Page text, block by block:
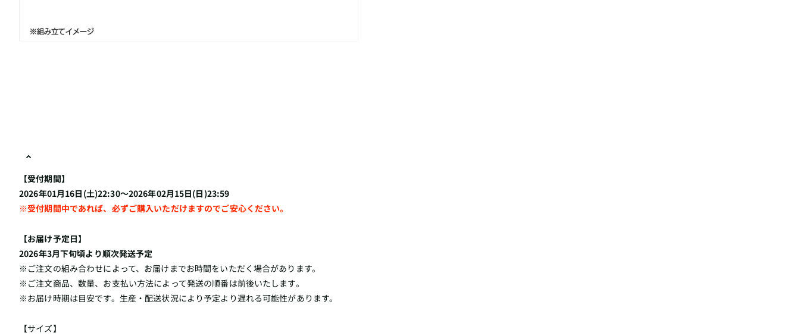
【受付期間】
2026年01月16日(土)22:30～2026年02月15日(日)23:59
※受付期間中であれば、必ずご購入いただけますのでご安心ください。
【お届け予定日】
2026年3月下旬頃より順次発送予定
※ご注文の組み合わせによって、お届けまでお時間をいただく場合があります。
※ご注文商品、数量、お支払い方法によって発送の順番は前後いたします。
※お届け時期は目安です。生産・配送状況により予定より遅れる可能性があります。
【サイズ】